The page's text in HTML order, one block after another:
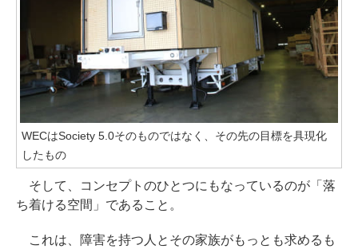
WECはSociety 5.0そのものではなく、その先の目標を具現化
したもの
そして、コンセプトのひとつにもなっているのが「落
ち着ける空間」であること。
これは、障害を持つ人とその家族がもっとも求めるも